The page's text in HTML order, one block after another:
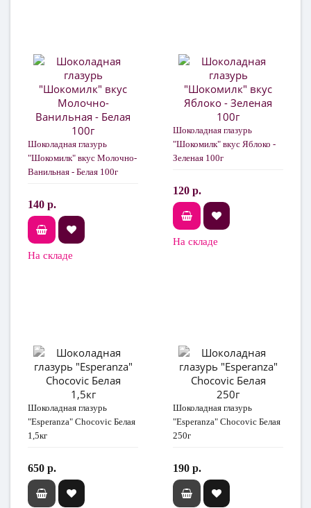
Шоколадная глазурь
"Шокомилк" вкус Молочно-
Ванильная - Белая 100г
140 р.
На складе
Шоколадная глазурь
"Шокомилк" вкус Яблоко -
Зеленая 100г
120 р.
На складе
Шоколадная глазурь
"Esperanza" Chocovic Белая
1,5кг
650 р.
Шоколадная глазурь
"Esperanza" Chocovic Белая
250г
190 р.